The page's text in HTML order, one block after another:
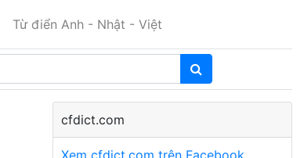
Từ điển Anh - Nhật - Việt
cfdict.com
Xem cfdict.com trên Facebook